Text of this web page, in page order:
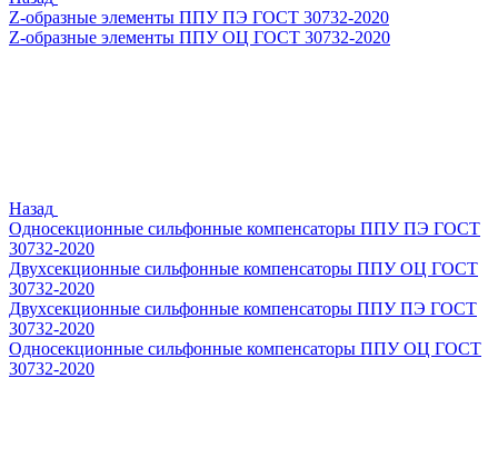
Z-образные элементы ППУ ПЭ ГОСТ 30732-2020
Z-образные элементы ППУ ОЦ ГОСТ 30732-2020
Назад
Односекционные сильфонные компенсаторы ППУ ПЭ ГОСТ
30732-2020
Двухсекционные сильфонные компенсаторы ППУ ОЦ ГОСТ
30732-2020
Двухсекционные сильфонные компенсаторы ППУ ПЭ ГОСТ
30732-2020
Односекционные сильфонные компенсаторы ППУ ОЦ ГОСТ
30732-2020